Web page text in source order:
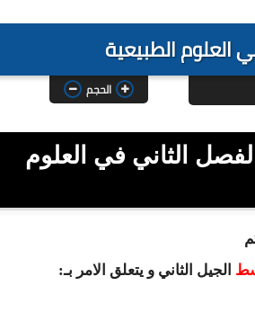
العلوم الطبيعية
الحجم
الثاني في العلوم
الجيل الثاني و يتعلق الامر بـ: